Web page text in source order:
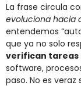
La frase circula
evoluciona hacia
entendemos
que ya no solo
verifican tareas
software,
paso. No es